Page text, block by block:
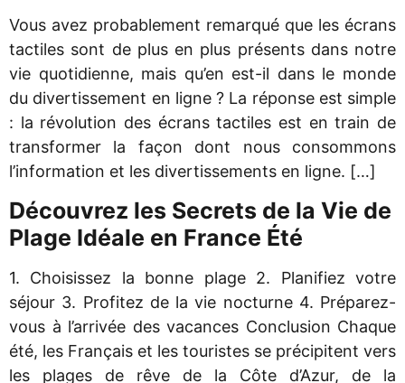
Vous avez probablement remarqué que les écrans
tactiles sont de plus en plus présents dans notre
vie quotidienne, mais qu’en est-il dans le monde
du divertissement en ligne ? La réponse est simple
: la révolution des écrans tactiles est en train de
transformer la façon dont nous consommons
l’information et les divertissements en ligne. […]
Découvrez les Secrets de la Vie de
Plage Idéale en France Été
1. Choisissez la bonne plage 2. Planifiez votre
séjour 3. Profitez de la vie nocturne 4. Préparez-
vous à l’arrivée des vacances Conclusion Chaque
été, les Français et les touristes se précipitent vers
les plages de rêve de la Côte d’Azur, de la